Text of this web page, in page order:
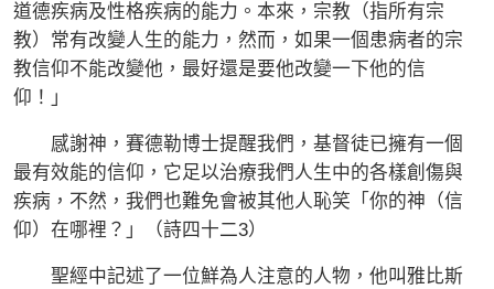
道德疾病及性格疾病的能力。本來，宗教（指所有宗
教）常有改變人生的能力，然而，如果一個患病者的宗
教信仰不能改變他，最好還是要他改變一下他的信
仰！」
感謝神，賽德勒博士提醒我們，基督徒已擁有一個
最有效能的信仰，它足以治療我們人生中的各樣創傷與
疾病，不然，我們也難免會被其他人恥笑「你的神（信
仰）在哪裡？」（詩四十二3）
聖經中記述了一位鮮為人注意的人物，他叫雅比斯